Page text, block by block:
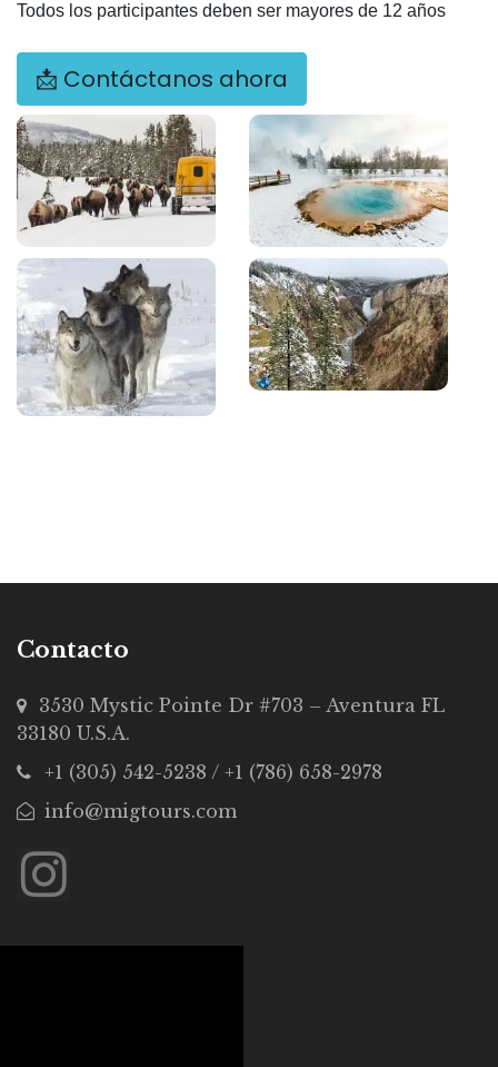
Todos los participantes deben ser mayores de 12 años
📩 Contáctanos ahora
Contacto
3530 Mystic Pointe Dr #703 – Aventura FL
33180 U.S.A.
+1 (305) 542-5238 / +1 (786) 658-2978
info@migtours.com